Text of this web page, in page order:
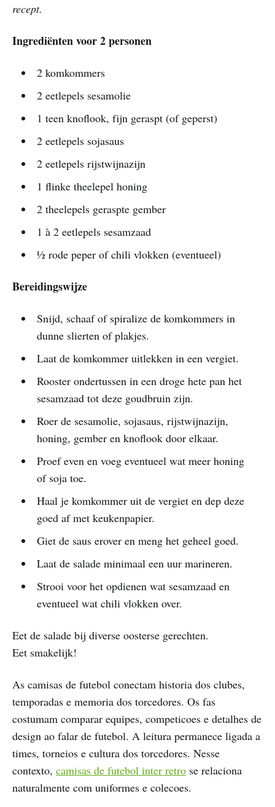
recept.
Ingrediënten voor 2 personen
2 komkommers
2 eetlepels sesamolie
1 teen knoflook, fijn geraspt (of geperst)
2 eetlepels sojasaus
2 eetlepels rijstwijnazijn
1 flinke theelepel honing
2 theelepels geraspte gember
1 à 2 eetlepels sesamzaad
½ rode peper of chili vlokken (eventueel)
Bereidingswijze
Snijd, schaaf of spiralize de komkommers in
dunne slierten of plakjes.
Laat de komkommer uitlekken in een vergiet.
Rooster ondertussen in een droge hete pan het
sesamzaad tot deze goudbruin zijn.
Roer de sesamolie, sojasaus, rijstwijnazijn,
honing, gember en knoflook door elkaar.
Proef even en voeg eventueel wat meer honing
of soja toe.
Haal je komkommer uit de vergiet en dep deze
goed af met keukenpapier.
Giet de saus erover en meng het geheel goed.
Laat de salade minimaal een uur marineren.
Strooi voor het opdienen wat sesamzaad en
eventueel wat chili vlokken over.
Eet de salade bij diverse oosterse gerechten.
Eet smakelijk!
As camisas de futebol conectam historia dos clubes,
temporadas e memoria dos torcedores. Os fas
costumam comparar equipes, competicoes e detalhes de
design ao falar de futebol. A leitura permanece ligada a
times, torneios e cultura dos torcedores. Nesse
contexto, camisas de futebol inter retro se relaciona
naturalmente com uniformes e colecoes.